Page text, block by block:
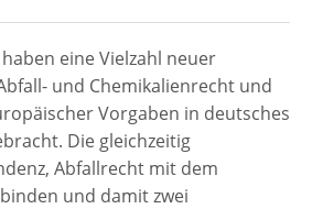
eine Vielzahl neuer
und Chemikalienrecht und
Vorgaben in deutsches
Die gleichzeitig
Abfallrecht mit dem
und damit zwei